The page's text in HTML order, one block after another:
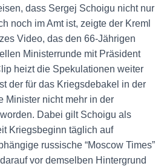
dass Sergej Schoigu nicht nur
noch im Amt ist, zeigte der Kreml
Video, das den 66-Jährigen
Ministerrunde mit Präsident
heizt die Spekulationen weiter
der für das Kriegsdebakel in der
Minister nicht mehr in der
Dabei gilt Schoigu als
Kriegsbeginn täglich auf
russische “Moscow Times”
vor demselben Hintergrund